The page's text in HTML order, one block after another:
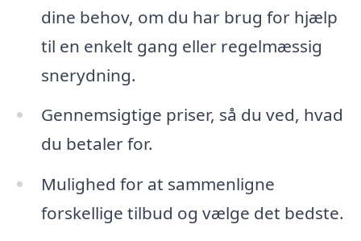
dine behov, om du har brug for hjælp
til en enkelt gang eller regelmæssig
snerydning.
Gennemsigtige priser, så du ved, hvad
du betaler for.
Mulighed for at sammenligne
forskellige tilbud og vælge det bedste.